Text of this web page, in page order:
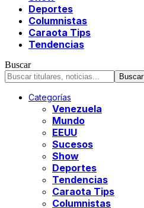
Deportes
Columnistas
Caraota Tips
Tendencias
Buscar
Categorías
Venezuela
Mundo
EEUU
Sucesos
Show
Deportes
Tendencias
Caraota Tips
Columnistas